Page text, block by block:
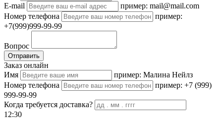
E-mail
пример: mail@mail.com
Номер телефона
пример:
+7(999)999-99-99
Вопрос
Отправить
Заказ онлайн
Имя
пример: Малина Нейлз
Номер телефона
пример: +7 (999)
999-99-99
Когда требуется доставка?
12:30